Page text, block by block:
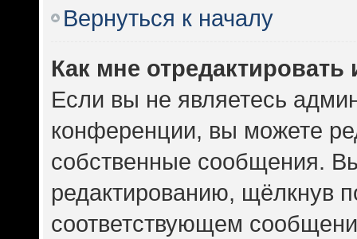
Вернуться к началу
Как мне
Если вы не являетесь
конференции, вы можете
собственные сообщения.
редактированию, щёлкнув
соответствующем